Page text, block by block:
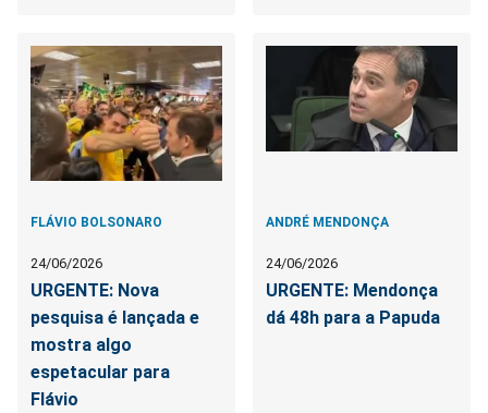
FLÁVIO BOLSONARO
24/06/2026
URGENTE: Nova
pesquisa é lançada e
mostra algo
espetacular para
Flávio
ANDRÉ MENDONÇA
24/06/2026
URGENTE: Mendonça
dá 48h para a Papuda